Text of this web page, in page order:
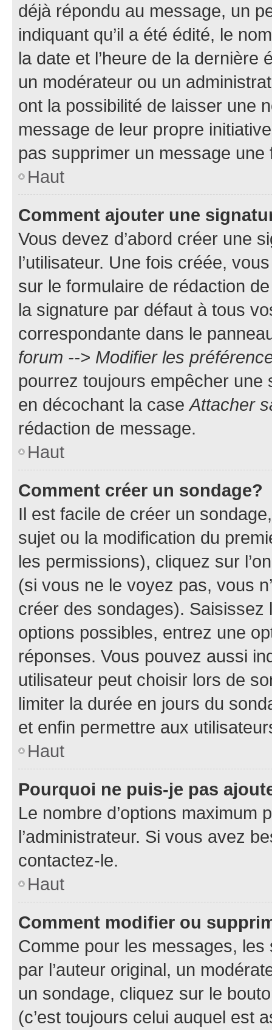
déjà répondu au message, un
indiquant qu’il a été édité, le
la date et l’heure de la dernière
un modérateur ou un
ont la possibilité de laisser une
message de leur propre
pas supprimer un message une
Haut
Comment ajouter une
Vous devez d’abord créer une
l’utilisateur. Une fois créée,
sur le formulaire de rédaction
la signature par défaut à tous
correspondante dans le
forum --> Modifier les
pourrez toujours empêcher une
en décochant la caseAttacher
rédaction de message.
Haut
Comment créer un sondage?
Il est facile de créer un
sujet ou la modification du
les permissions), cliquez sur
(si vous ne le voyez pas, vous
créer des sondages).
options possibles, entrez une
réponses. Vous pouvez aussi
utilisateur peut choisir lors de
limiter la durée en jours du
et enfin permettre aux
Haut
Pourquoi ne puis-je pas
Le nombre d’options maximum
l’administrateur. Si vous avez
contactez-le.
Haut
Comment modifier ou
Comme pour les messages,
par l’auteur original, un
un sondage, cliquez sur le
(c’est toujours celui auquel est